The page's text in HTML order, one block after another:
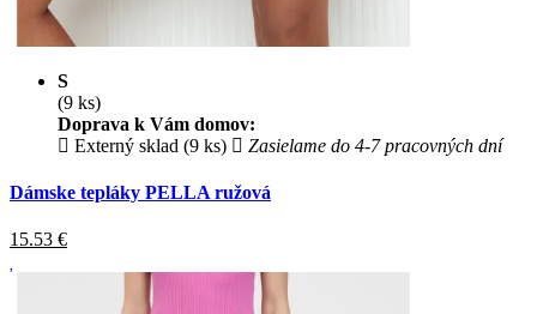
S
(9 ks)
Doprava k Vám domov:
Externý sklad (9 ks)
Zasielame do 4-7 pracovných dní
Dámske tepláky PELLA ružová
15.53 €